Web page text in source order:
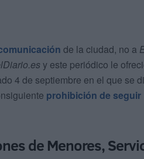
de la ciudad, no a
y este periódico le
4 de septiembre en el que se
prohibición de seguir
de Menores,